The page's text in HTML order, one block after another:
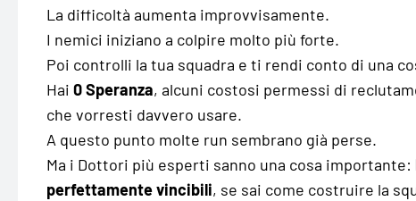
La difficoltà aumenta improvvisamente.
I nemici iniziano a colpire molto più forte.
Poi controlli la tua squadra e ti rendi conto di una
Hai 0 Speranza, alcuni costosi permessi di
che vorresti davvero usare.
A questo punto molte run sembrano già perse.
Ma i Dottori più esperti sanno una cosa importante:
perfettamente vincibili, se sai come costruire la